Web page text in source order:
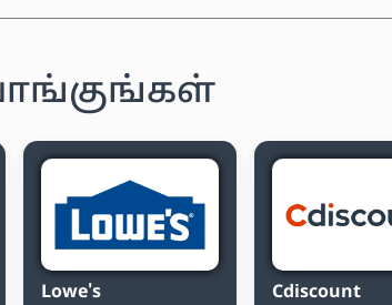
Lowe's Cdiscount